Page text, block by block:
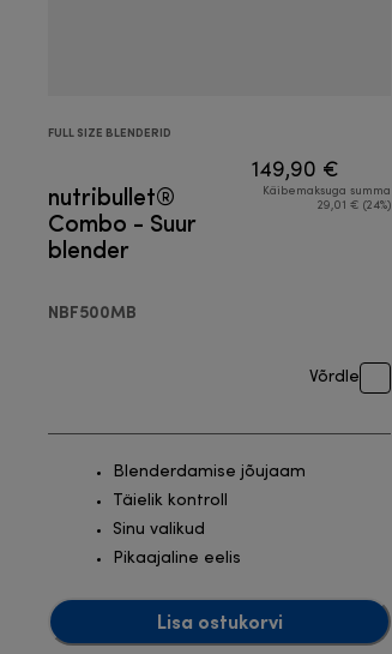
FULL SIZE BLENDERID
nutribullet®
Combo - Suur
blender
NBF500MB
149,90 €
Käibemaksuga summa
29,01 € (24%)
Võrdle
Blenderdamise jõujaam
Täielik kontroll
Sinu valikud
Pikaajaline eelis
Lisa ostukorvi